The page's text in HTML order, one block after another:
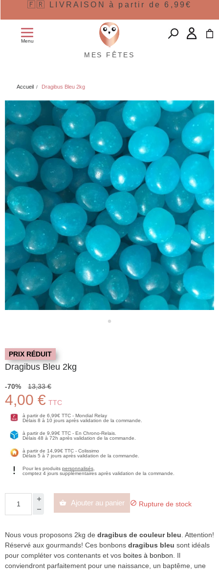
🇫🇷 LIVRAISON à partir de 6,99€
Menu
MES FÊTES
Accueil Dragibus Bleu 2kg
PRIX RÉDUIT
Dragibus Bleu 2kg
-70% 13,33 €
4,00 € TTC
à partir de 6,99€ TTC - Mondial Relay
Délais 8 à 10 jours après validation de la commande.
à partir de 9,99€ TTC - En Chrono-Relais.
Délais 48 à 72h après validation de la commande.
à partir de 14,99€ TTC - Colissimo
Délais 5 à 7 jours après validation de la commande.
Pour les produits personnalisés
comptez 4 jours supplémentaires après validation de la commande.
 Ajouter au panier  Rupture de stock
Nous vous proposons 2kg de dragibus de couleur bleu . Attention!
Réservé aux gourmands! Ces bonbons dragibus bleu sont idéals
pour compléter vos contenants et vos boites à bonbon . Il
conviendront parfaitement pour une naissance, un baptême, une